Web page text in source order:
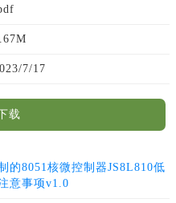
7/17
载
的8051核微控制器JS8L810低
意事项v1.0